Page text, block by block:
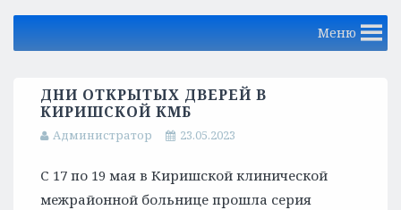
Меню
ДНИ ОТКРЫТЫХ ДВЕРЕЙ В
КИРИШСКОЙ КМБ
Администратор 23.05.2023
С 17 по 19 мая в Киришской клинической
межрайонной больнице прошла серия